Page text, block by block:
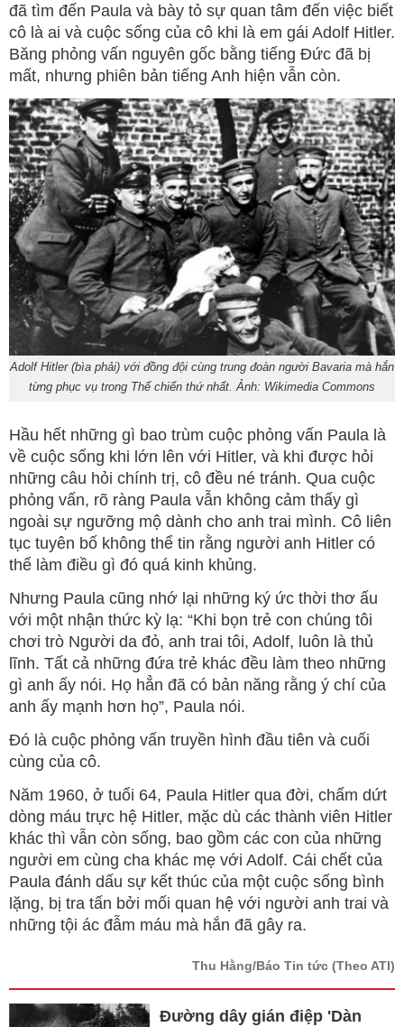
đã tìm đến Paula và bày tỏ sự quan tâm đến việc biết
cô là ai và cuộc sống của cô khi là em gái Adolf Hitler.
Băng phỏng vấn nguyên gốc bằng tiếng Đức đã bị
mất, nhưng phiên bản tiếng Anh hiện vẫn còn.
Adolf Hitler (bìa phải) với đồng đội cùng trung đoàn người Bavaria mà hắn
từng phục vụ trong Thế chiến thứ nhất. Ảnh: Wikimedia Commons
Hầu hết những gì bao trùm cuộc phỏng vấn Paula là
về cuộc sống khi lớn lên với Hitler, và khi được hỏi
những câu hỏi chính trị, cô đều né tránh. Qua cuộc
phỏng vấn, rõ ràng Paula vẫn không cảm thấy gì
ngoài sự ngưỡng mộ dành cho anh trai mình. Cô liên
tục tuyên bố không thể tin rằng người anh Hitler có
thể làm điều gì đó quá kinh khủng.
Nhưng Paula cũng nhớ lại những ký ức thời thơ ấu
với một nhận thức kỳ lạ: “Khi bọn trẻ con chúng tôi
chơi trò Người da đỏ, anh trai tôi, Adolf, luôn là thủ
lĩnh. Tất cả những đứa trẻ khác đều làm theo những
gì anh ấy nói. Họ hẳn đã có bản năng rằng ý chí của
anh ấy mạnh hơn họ”, Paula nói.
Đó là cuộc phỏng vấn truyền hình đầu tiên và cuối
cùng của cô.
Năm 1960, ở tuổi 64, Paula Hitler qua đời, chấm dứt
dòng máu trực hệ Hitler, mặc dù các thành viên Hitler
khác thì vẫn còn sống, bao gồm các con của những
người em cùng cha khác mẹ với Adolf. Cái chết của
Paula đánh dấu sự kết thúc của một cuộc sống bình
lặng, bị tra tấn bởi mối quan hệ với người anh trai và
những tội ác đẫm máu mà hắn đã gây ra.
Thu Hằng/Báo Tin tức (Theo ATI)
Đường dây gián điệp 'Dàn